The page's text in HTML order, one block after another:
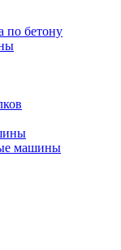
по бетону
машины